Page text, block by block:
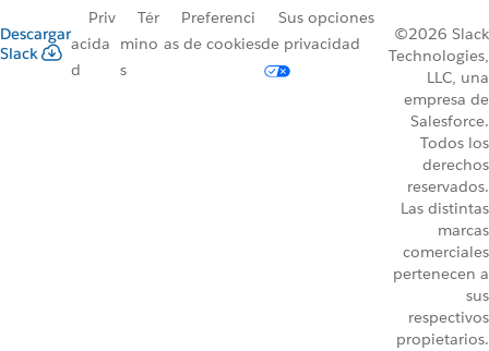
Descargar
Slack
Priv
acida
d
Tér
mino
s
Preferenci
as de cookies
Sus opciones
de privacidad
©2026 Slack
Technologies,
LLC, una
empresa de
Salesforce.
Todos los
derechos
reservados.
Las distintas
marcas
comerciales
pertenecen a
sus
respectivos
propietarios.